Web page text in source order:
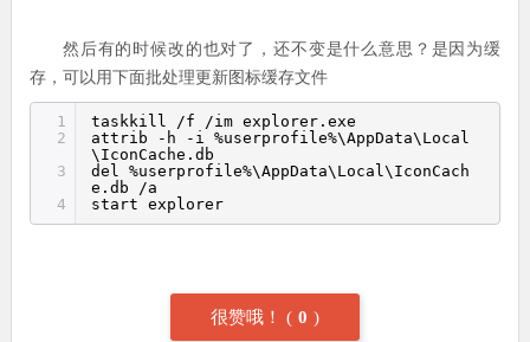
然后有的时候改的也对了，还不变是什么意思？是因为缓
存，可以用下面批处理更新图标缓存文件
1
2
3
4
taskkill /f /im explorer.exe
attrib -h -i %userprofile%\AppData\Local
\IconCache.db
del %userprofile%\AppData\Local\IconCach
e.db
/a
start explorer
很赞哦！ ( 0 )